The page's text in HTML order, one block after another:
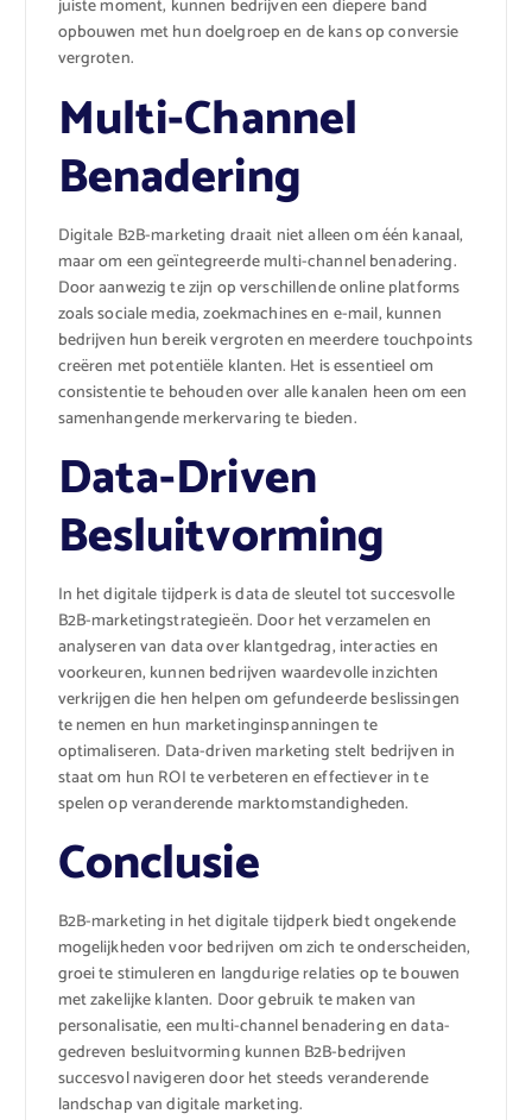
juiste moment, kunnen bedrijven een diepere band
opbouwen met hun doelgroep en de kans op conversie
vergroten.
Multi-Channel
Benadering
Digitale B2B-marketing draait niet alleen om één kanaal,
maar om een geïntegreerde multi-channel benadering.
Door aanwezig te zijn op verschillende online platforms
zoals sociale media, zoekmachines en e-mail, kunnen
bedrijven hun bereik vergroten en meerdere touchpoints
creëren met potentiële klanten. Het is essentieel om
consistentie te behouden over alle kanalen heen om een
samenhangende merkervaring te bieden.
Data-Driven
Besluitvorming
In het digitale tijdperk is data de sleutel tot succesvolle
B2B-marketingstrategieën. Door het verzamelen en
analyseren van data over klantgedrag, interacties en
voorkeuren, kunnen bedrijven waardevolle inzichten
verkrijgen die hen helpen om gefundeerde beslissingen
te nemen en hun marketinginspanningen te
optimaliseren. Data-driven marketing stelt bedrijven in
staat om hun ROI te verbeteren en effectiever in te
spelen op veranderende marktomstandigheden.
Conclusie
B2B-marketing in het digitale tijdperk biedt ongekende
mogelijkheden voor bedrijven om zich te onderscheiden,
groei te stimuleren en langdurige relaties op te bouwen
met zakelijke klanten. Door gebruik te maken van
personalisatie, een multi-channel benadering en data-
gedreven besluitvorming kunnen B2B-bedrijven
succesvol navigeren door het steeds veranderende
landschap van digitale marketing.